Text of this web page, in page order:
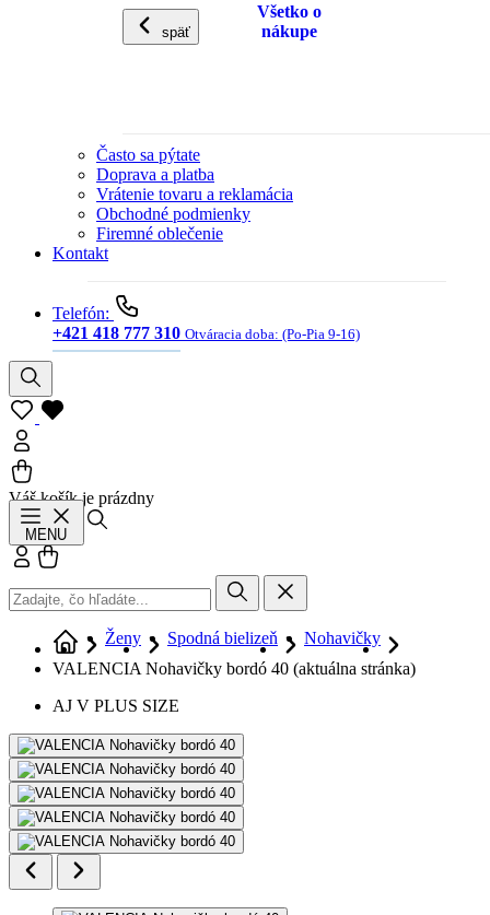
späť
Všetko o
nákupe
Často sa pýtate
Doprava a platba
Vrátenie tovaru a reklamácia
Obchodné podmienky
Firemné oblečenie
Kontakt
Telefón:
+421 418 777 310 Otváracia doba: (Po-Pia 9-16)
Váš košík je prázdny
MENU
Prihlásiť sa
Ženy Spodná bielizeň
Nohavičky
VALENCIA Nohavičky bordó 40 (aktuálna stránka)
AJ V PLUS SIZE